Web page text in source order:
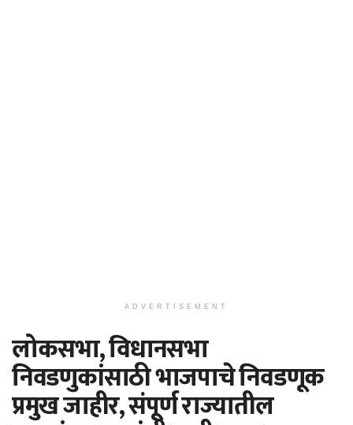
ADVERTISEMENT
लोकसभा, विधानसभा
निवडणुकांसाठी भाजपाचे निवडणूक
प्रमुख जाहीर, संपूर्ण राज्यातील